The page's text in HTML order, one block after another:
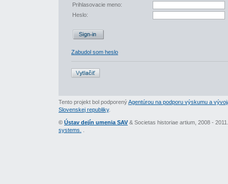
Prihlasovacie meno:
Heslo:
Zabudol som heslo
Tento projekt bol podporenýAgentúrou na podporu výskumu a
Slovenskej republiky.
© Ústav dejín umenia SAV & Societas historiae artium, 2008 -
systems.